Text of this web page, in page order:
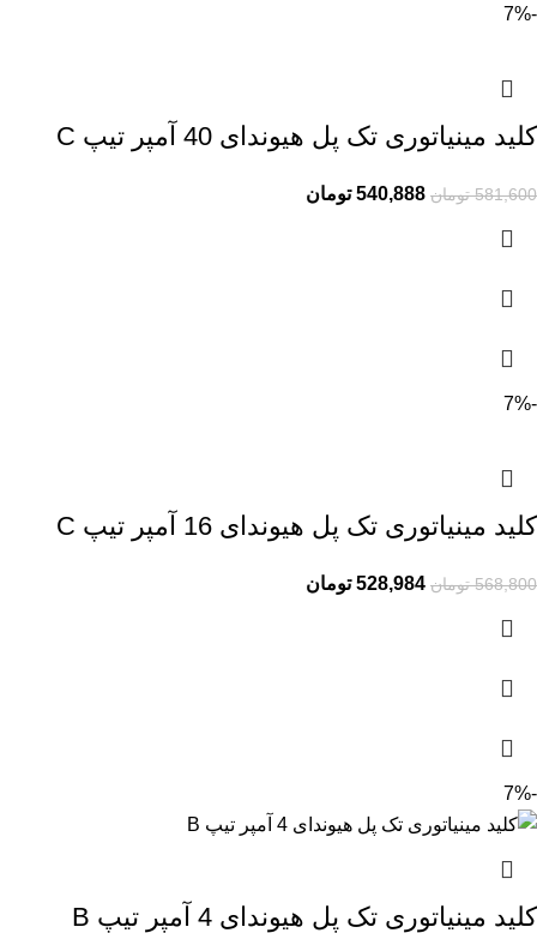
-7%
کلید مینیاتوری تک پل هیوندای 40 آمپر تیپ C
581,600 تومان 540,888 تومان
-7%
کلید مینیاتوری تک پل هیوندای 16 آمپر تیپ C
568,800 تومان 528,984 تومان
-7%
کلید مینیاتوری تک پل هیوندای 4 آمپر تیپ B